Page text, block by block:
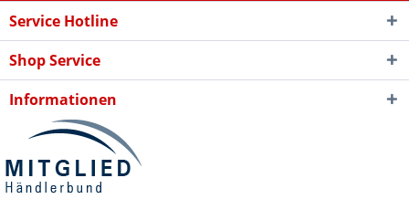
Service Hotline
Shop Service
Informationen